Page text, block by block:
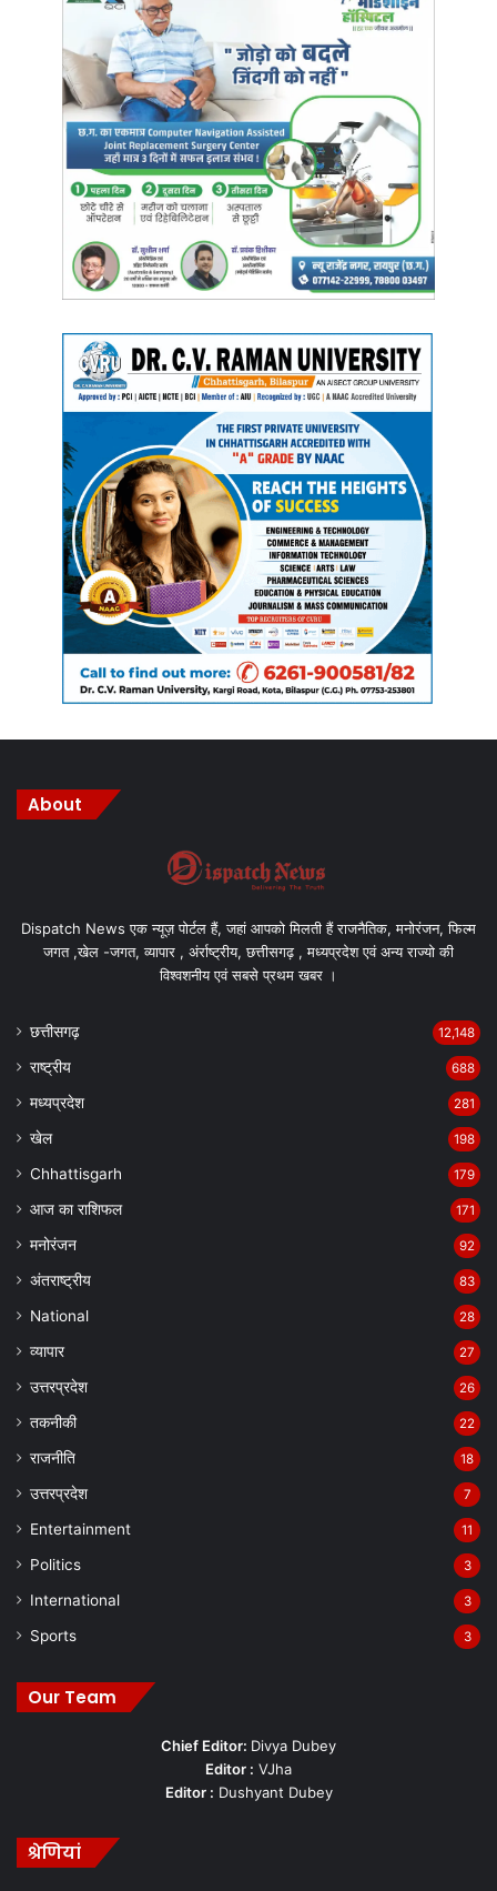
About
Dispatch News एक न्यूज़ पोर्टल हैं, जहां आपको मिलती हैं राजनैतिक, मनोरंजन, फिल्म
जगत ,खेल -जगत, व्यापार , अंर्राष्ट्रीय, छत्तीसगढ़ , मध्यप्रदेश एवं अन्य राज्यो की
विश्वशनीय एवं सबसे प्रथम खबर ।
छत्तीसगढ़ 12,148
राष्ट्रीय 688
मध्यप्रदेश 281
खेल 198
Chhattisgarh 179
आज का राशिफल 171
मनोरंजन 92
अंतराष्ट्रीय 83
National 28
व्यापार 27
उत्तरप्रदेश 26
तकनीकी 22
राजनीति 18
उत्तरप्रदेश 7
Entertainment 11
Politics 3
International 3
Sports 3
Our Team
Chief Editor: Divya Dubey
Editor : VJha
Editor : Dushyant Dubey
श्रेणियां